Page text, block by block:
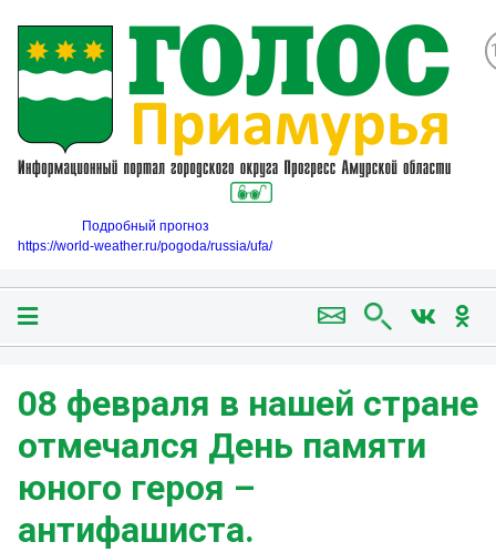
Подробный прогноз
https://world-weather.ru/pogoda/russia/ufa/
08 февраля в нашей стране
отмечался День памяти
юного героя –
антифашиста.